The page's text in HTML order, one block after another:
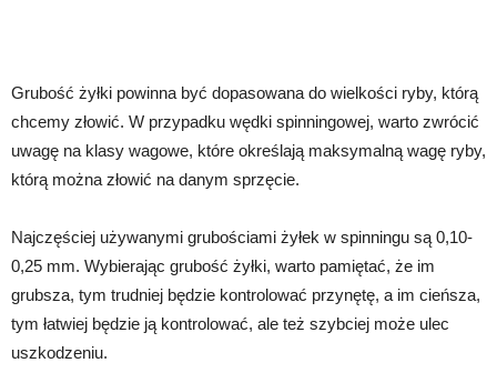
Grubość żyłki powinna być dopasowana do wielkości ryby, którą
chcemy złowić. W przypadku wędki spinningowej, warto zwrócić
uwagę na klasy wagowe, które określają maksymalną wagę ryby,
którą można złowić na danym sprzęcie.
Najczęściej używanymi grubościami żyłek w spinningu są 0,10-
0,25 mm. Wybierając grubość żyłki, warto pamiętać, że im
grubsza, tym trudniej będzie kontrolować przynętę, a im cieńsza,
tym łatwiej będzie ją kontrolować, ale też szybciej może ulec
uszkodzeniu.